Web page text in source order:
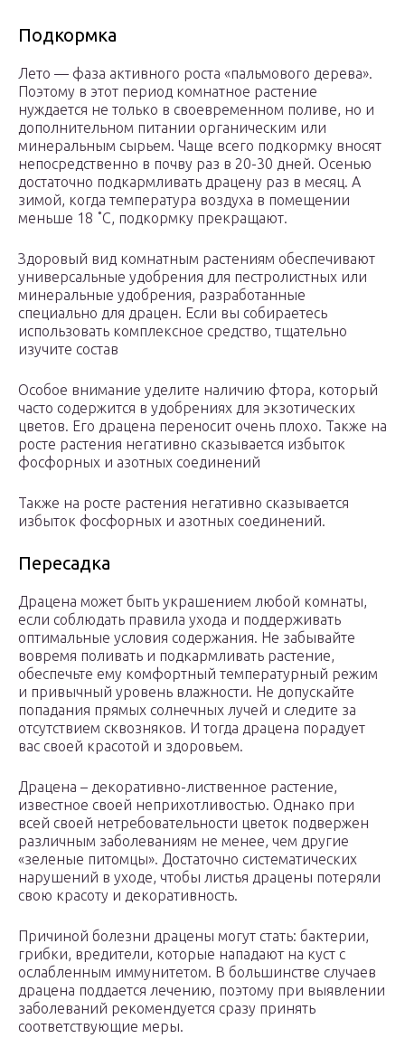
Подкормка
Лето — фаза активного роста «пальмового дерева».
Поэтому в этот период комнатное растение
нуждается не только в своевременном поливе, но и
дополнительном питании органическим или
минеральным сырьем. Чаще всего подкормку вносят
непосредственно в почву раз в 20-30 дней. Осенью
достаточно подкармливать драцену раз в месяц. А
зимой, когда температура воздуха в помещении
меньше 18 ˚С, подкормку прекращают.
Здоровый вид комнатным растениям обеспечивают
универсальные удобрения для пестролистных или
минеральные удобрения, разработанные
специально для драцен. Если вы собираетесь
использовать комплексное средство, тщательно
изучите состав
Особое внимание уделите наличию фтора, который
часто содержится в удобрениях для экзотических
цветов. Его драцена переносит очень плохо. Также на
росте растения негативно сказывается избыток
фосфорных и азотных соединений
Также на росте растения негативно сказывается
избыток фосфорных и азотных соединений.
Пересадка
Драцена может быть украшением любой комнаты,
если соблюдать правила ухода и поддерживать
оптимальные условия содержания. Не забывайте
вовремя поливать и подкармливать растение,
обеспечьте ему комфортный температурный режим
и привычный уровень влажности. Не допускайте
попадания прямых солнечных лучей и следите за
отсутствием сквозняков. И тогда драцена порадует
вас своей красотой и здоровьем.
Драцена – декоративно-лиственное растение,
известное своей неприхотливостью. Однако при
всей своей нетребовательности цветок подвержен
различным заболеваниям не менее, чем другие
«зеленые питомцы». Достаточно систематических
нарушений в уходе, чтобы листья драцены потеряли
свою красоту и декоративность.
Причиной болезни драцены могут стать: бактерии,
грибки, вредители, которые нападают на куст с
ослабленным иммунитетом. В большинстве случаев
драцена поддается лечению, поэтому при выявлении
заболеваний рекомендуется сразу принять
соответствующие меры.